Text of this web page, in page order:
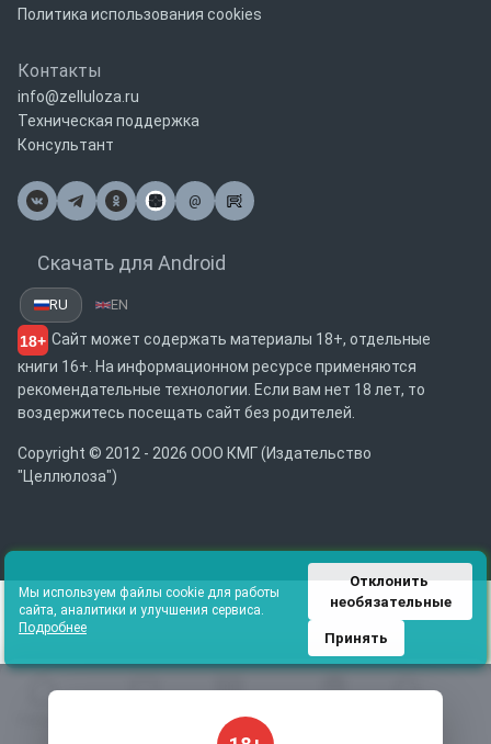
Каталог
Политика использования cookies
Контакты
info@zelluloza.ru
Техническая поддержка
Консультант
@
Почта
Скачать для Android
RU EN
18+ Сайт может содержать материалы 18+, отдельные
книги 16+. На информационном ресурсе применяются
рекомендательные технологии. Если вам нет 18 лет, то
воздержитесь посещать сайт без родителей.
Copyright © 2012 - 2026 ООО КМГ (Издательство
"Целлюлоза")
Мы используем файлы cookie для работы
сайта, аналитики и улучшения сервиса.
Подробнее
Отклонить
необязательные
Принять